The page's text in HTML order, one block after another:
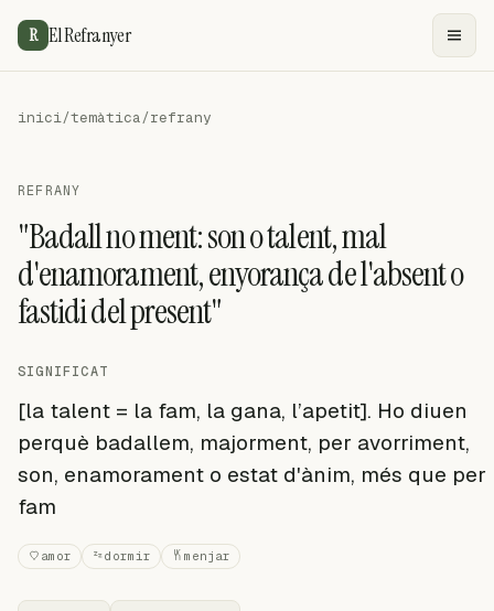
R El Refranyer
inici/temàtica/refrany
REFRANY
"Badall no ment: son o talent, mal
d'enamorament, enyorança de l'absent o
fastidi del present"
SIGNIFICAT
[la talent = la fam, la gana, l’apetit]. Ho diuen
perquè badallem, majorment, per avorriment,
son, enamorament o estat d'ànim, més que per
fam
amor dormir menjar